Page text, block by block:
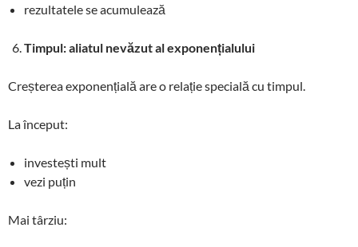
rezultatele se acumulează
Timpul: aliatul nevăzut al exponențialului
Creșterea exponențială are o relație specială cu timpul.
La început:
investești mult
vezi puțin
Mai târziu: